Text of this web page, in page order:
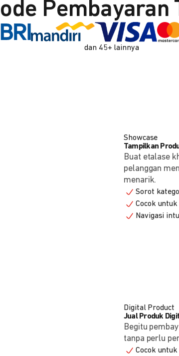
Pembayaran
dan 45+ lainnya
Showcase
Tampilkan
Buat etalase
pelanggan
menarik.
Sorot
Cocok
Navigasi
Digital Product
Jual Produk
Begitu
tanpa perlu
Cocok